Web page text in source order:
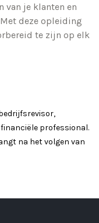
van je klanten en
deze opleiding
te zijn op elk
professional.
na het volgen van